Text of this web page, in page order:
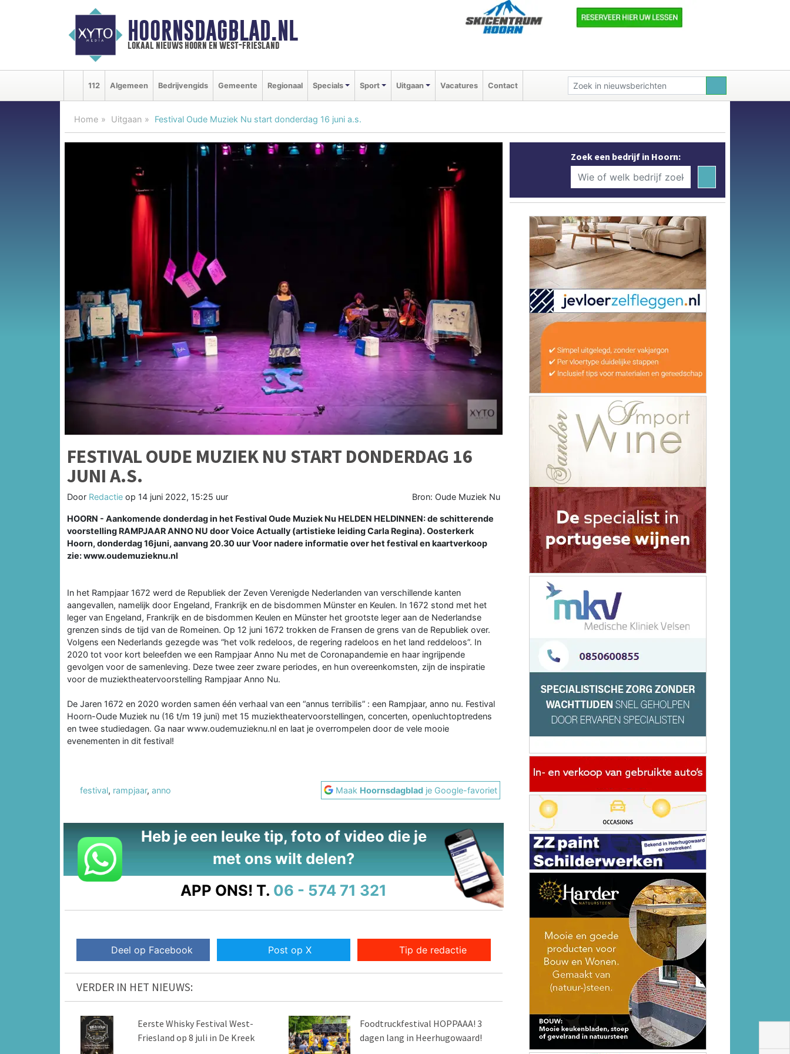
HOORNSDAGBLAD.NL
lokaal nieuws hoorn en west-friesland
112 Algemeen Bedrijvengids Gemeente Regionaal Specials Sport Uitgaan Vacatures Contact
Home Uitgaan Festival Oude Muziek Nu start donderdag 16 juni a.s.
FESTIVAL OUDE MUZIEK NU START DONDERDAG 16
JUNI A.S.
Door Redactie op 14 juni 2022, 15:25 uur Bron: Oude Muziek Nu
HOORN - Aankomende donderdag in het Festival Oude Muziek Nu HELDEN HELDINNEN: de schitterende
voorstelling RAMPJAAR ANNO NU door Voice Actually (artistieke leiding Carla Regina). Oosterkerk
Hoorn, donderdag 16juni, aanvang 20.30 uur Voor nadere informatie over het festival en kaartverkoop
zie: www.oudemuzieknu.nl
In het Rampjaar 1672 werd de Republiek der Zeven Verenigde Nederlanden van verschillende kanten
aangevallen, namelijk door Engeland, Frankrijk en de bisdommen Münster en Keulen. In 1672 stond met het
leger van Engeland, Frankrijk en de bisdommen Keulen en Münster het grootste leger aan de Nederlandse
grenzen sinds de tijd van de Romeinen. Op 12 juni 1672 trokken de Fransen de grens van de Republiek over.
Volgens een Nederlands gezegde was “het volk redeloos, de regering radeloos en het land reddeloos”. In
2020 tot voor kort beleefden we een Rampjaar Anno Nu met de Coronapandemie en haar ingrijpende
gevolgen voor de samenleving. Deze twee zeer zware periodes, en hun overeenkomsten, zijn de inspiratie
voor de muziektheatervoorstelling Rampjaar Anno Nu.
De Jaren 1672 en 2020 worden samen één verhaal van een “annus terribilis” : een Rampjaar, anno nu. Festival
Hoorn-Oude Muziek nu (16 t/m 19 juni) met 15 muziektheatervoorstellingen, concerten, openluchtoptredens
en twee studiedagen. Ga naar www.oudemuzieknu.nl en laat je overrompelen door de vele mooie
evenementen in dit festival!
festival, rampjaar, anno Maak Hoornsdagblad je Google-favoriet
Heb je een leuke tip, foto of video die je
met ons wilt delen?
APP ONS! T. 06 - 574 71 321
Deel op Facebook Post op X Tip de redactie
VERDER IN HET NIEUWS:
Eerste Whisky Festival West-
Friesland op 8 juli in De Kreek
Foodtruckfestival HOPPAAA! 3
dagen lang in Heerhugowaard!
Zoek een bedrijf in Hoorn: